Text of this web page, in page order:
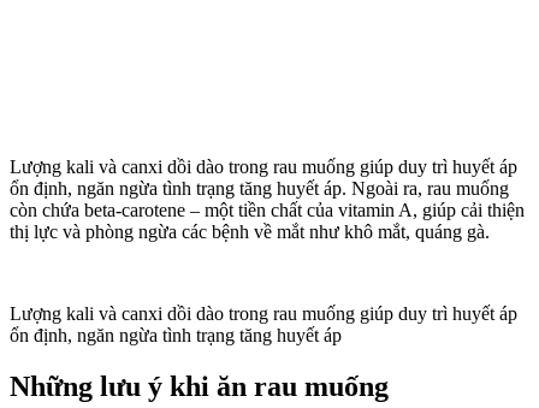
Lượng kali và canxi dồi dào trong rau muống giúp duy trì huyết áp
ổn định, ngăn ngừa tình trạng tăng huyết áp. Ngoài ra, rau muống
còn chứa beta-carotene – một tiền chất của vitamin A, giúp cải thiện
thị lực và phòng ngừa các bệnh về mắt như khô mắt, quáng gà.
Lượng kali và canxi dồi dào trong rau muống giúp duy trì huyết áp
ổn định, ngăn ngừa tình trạng tăng huyết áp
Những lưu ý khi ăn rau muống